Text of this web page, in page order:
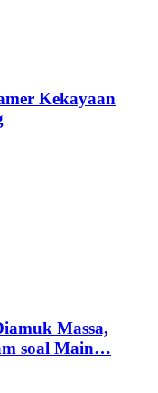
Kekayaan
Massa,
soal Main…